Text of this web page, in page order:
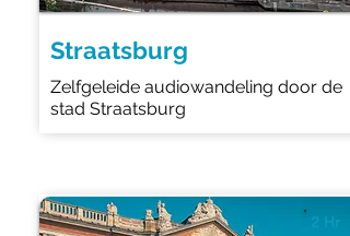
Straatsburg
Zelfgeleide audiowandeling door de
stad Straatsburg